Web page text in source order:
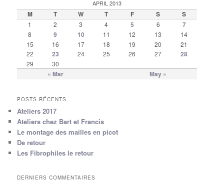
APRIL 2013
M T W T F S S
« Mar May »
1 2 3 4 5 6 7
8 9 10 11 12 13
14
15
16 17 18 19 20
21
22
23 24 25 26 27 28
29 30
POSTS RÉCENTS
Ateliers 2017
Ateliers chez Bart et Francis
Le montage des mailles en picot
De retour
Les Fibrophiles le retour
DERNIERS COMMENTAIRES